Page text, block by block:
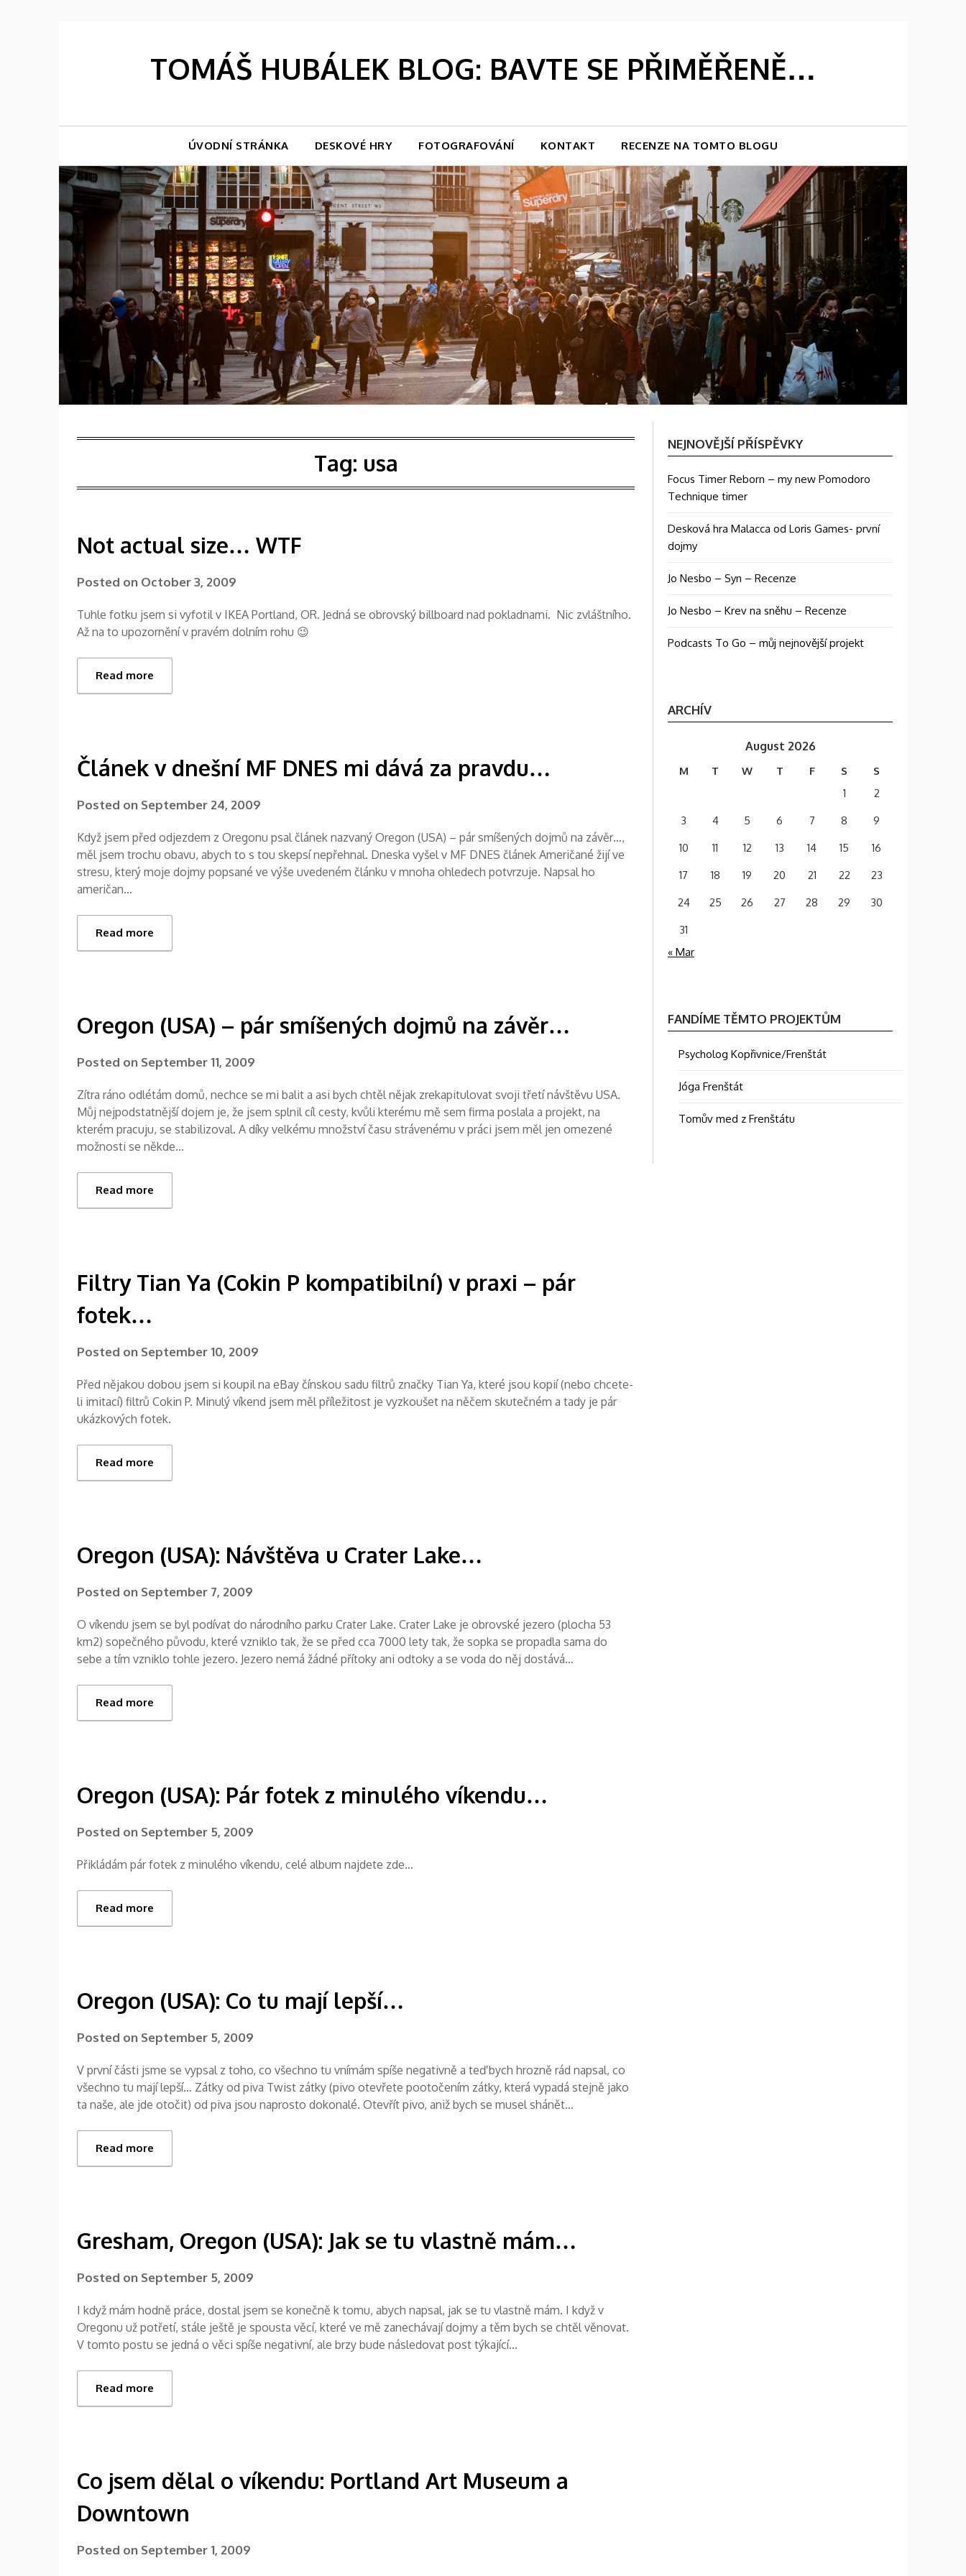
TOMÁŠ HUBÁLEK BLOG: BAVTE SE PŘIMĚŘENĚ…
ÚVODNÍ STRÁNKA DESKOVÉ HRY FOTOGRAFOVÁNÍ KONTAKT RECENZE NA TOMTO BLOGU
Tag: usa
Not actual size… WTF
Posted on October 3, 2009
Tuhle fotku jsem si vyfotil v IKEA Portland, OR. Jedná se obrovský billboard nad pokladnami. Nic zvláštního.
Až na to upozornění v pravém dolním rohu 😉
Read more
Článek v dnešní MF DNES mi dává za pravdu…
Posted on September 24, 2009
Když jsem před odjezdem z Oregonu psal článek nazvaný Oregon (USA) – pár smíšených dojmů na závěr…,
měl jsem trochu obavu, abych to s tou skepsí nepřehnal. Dneska vyšel v MF DNES článek Američané žijí ve
stresu, který moje dojmy popsané ve výše uvedeném článku v mnoha ohledech potvrzuje. Napsal ho
američan…
Read more
Oregon (USA) – pár smíšených dojmů na závěr…
Posted on September 11, 2009
Zítra ráno odlétám domů, nechce se mi balit a asi bych chtěl nějak zrekapitulovat svoji třetí návštěvu USA.
Můj nejpodstatnější dojem je, že jsem splnil cíl cesty, kvůli kterému mě sem firma poslala a projekt, na
kterém pracuju, se stabilizoval. A díky velkému množství času strávenému v práci jsem měl jen omezené
možnosti se někde…
Read more
Filtry Tian Ya (Cokin P kompatibilní) v praxi – pár
fotek…
Posted on September 10, 2009
Před nějakou dobou jsem si koupil na eBay čínskou sadu filtrů značky Tian Ya, které jsou kopií (nebo chcete-
li imitací) filtrů Cokin P. Minulý víkend jsem měl příležitost je vyzkoušet na něčem skutečném a tady je pár
ukázkových fotek.
Read more
Oregon (USA): Návštěva u Crater Lake…
Posted on September 7, 2009
O víkendu jsem se byl podívat do národního parku Crater Lake. Crater Lake je obrovské jezero (plocha 53
km2) sopečného původu, které vzniklo tak, že se před cca 7000 lety tak, že sopka se propadla sama do
sebe a tím vzniklo tohle jezero. Jezero nemá žádné přítoky ani odtoky a se voda do něj dostává…
Read more
Oregon (USA): Pár fotek z minulého víkendu…
Posted on September 5, 2009
Přikládám pár fotek z minulého víkendu, celé album najdete zde…
Read more
Oregon (USA): Co tu mají lepší…
Posted on September 5, 2009
V první části jsme se vypsal z toho, co všechno tu vnímám spíše negativně a teď bych hrozně rád napsal, co
všechno tu mají lepší… Zátky od piva Twist zátky (pivo otevřete pootočením zátky, která vypadá stejně jako
ta naše, ale jde otočit) od piva jsou naprosto dokonalé. Otevřít pivo, aniž bych se musel shánět…
Read more
Gresham, Oregon (USA): Jak se tu vlastně mám…
Posted on September 5, 2009
I když mám hodně práce, dostal jsem se konečně k tomu, abych napsal, jak se tu vlastně mám. I když v
Oregonu už potřetí, stále ještě je spousta věcí, které ve mě zanechávají dojmy a těm bych se chtěl věnovat.
V tomto postu se jedná o věci spíše negativní, ale brzy bude následovat post týkající…
Read more
Co jsem dělal o víkendu: Portland Art Museum a
Downtown
Posted on September 1, 2009
NEJNOVĚJŠÍ PŘÍSPĚVKY
Focus Timer Reborn – my new Pomodoro
Technique timer
Desková hra Malacca od Loris Games- první
dojmy
Jo Nesbo – Syn – Recenze
Jo Nesbo – Krev na sněhu – Recenze
Podcasts To Go – můj nejnovější projekt
ARCHÍV
August 2026
M T W T F S
S
1
2
3
4 5 6 7 8
9
10
11 12 13 14 15
16
17
18 19 20 21 22
23
24
25 26 27 28 29
30
31
« Mar
FANDÍME TĚMTO PROJEKTŮM
Psycholog Kopřivnice/Frenštát
Jóga Frenštát
Tomův med z Frenštátu